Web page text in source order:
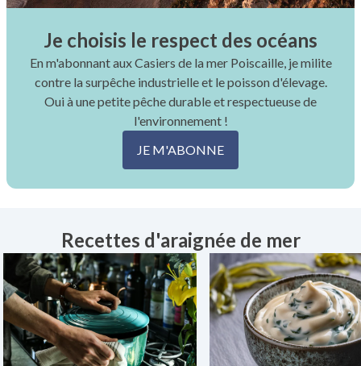
Je choisis le respect des océans
En m'abonnant aux Casiers de la mer Poiscaille, je milite
contre la surpêche industrielle et le poisson d'élevage.
Oui à une petite pêche durable et respectueuse de
l'environnement !
JE M'ABONNE
Recettes d'araignée de mer